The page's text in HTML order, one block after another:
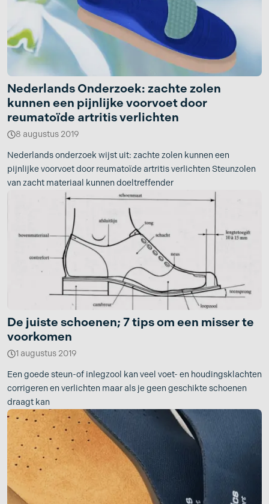
Nederlands Onderzoek: zachte zolen
kunnen een pijnlijke voorvoet door
reumatoïde artritis verlichten
8 augustus 2019
Nederlands onderzoek wijst uit: zachte zolen kunnen een
pijnlijke voorvoet door reumatoïde artritis verlichten Steunzolen
van zacht materiaal kunnen doeltreffender
De juiste schoenen; 7 tips om een misser te
voorkomen
1 augustus 2019
Een goede steun-of inlegzool kan veel voet- en houdingsklachten
corrigeren en verlichten maar als je geen geschikte schoenen
draagt kan